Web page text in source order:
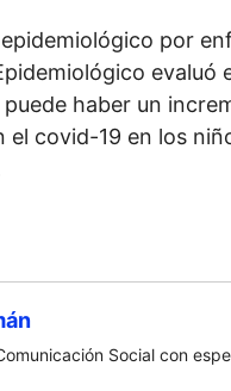
por
puede haber un
el covid-19 en los
Social con